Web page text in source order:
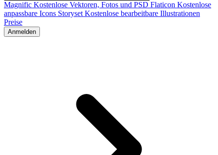
Magnific Kostenlose Vektoren, Fotos und PSD Flaticon Kostenlose
anpassbare Icons Storyset Kostenlose bearbeitbare Illustrationen
Preise
Anmelden